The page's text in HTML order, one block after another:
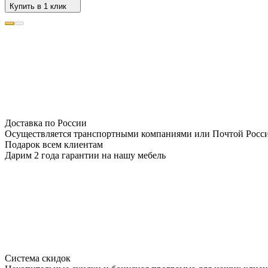
Купить в 1 клик
Доставка по России
Осуществляется транспортными компаниями или Почтой
Подарок всем клиентам
Дарим 2 года гарантии на нашу мебель
Система скидок